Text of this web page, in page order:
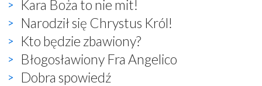
Kara Boża to nie mit!
Narodził się Chrystus Król!
Kto będzie zbawiony?
Błogosławiony Fra Angelico
Dobra spowiedź